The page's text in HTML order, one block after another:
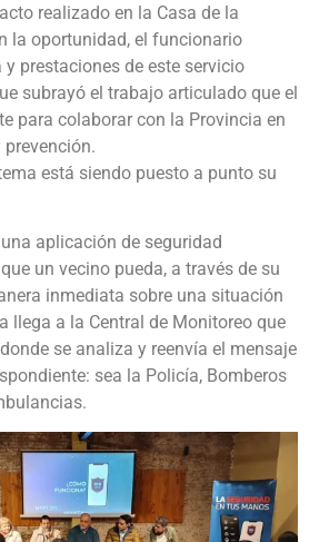
realizado en la Casa de la
la oportunidad, el funcionario
prestaciones de este servicio
subrayó el trabajo articulado que el
para colaborar con la Provincia en
está siendo puesto a punto su
aplicación de seguridad
un vecino pueda, a través de su
inmediata sobre una situación
llega a la Central de Monitoreo que
se analiza y reenvía el mensaje
sea la Policía, Bomberos